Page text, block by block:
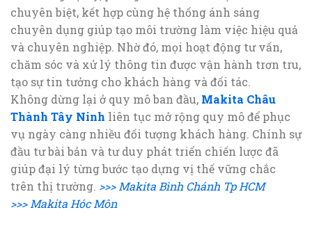
chuyên biệt, kết hợp cùng hệ thống ánh sáng
chuyên dụng giúp tạo môi trường làm việc hiệu quả
và chuyên nghiệp. Nhờ đó, mọi hoạt động tư vấn,
chăm sóc và xử lý thông tin được vận hành trơn tru,
tạo sự tin tưởng cho khách hàng và đối tác.
Không dừng lại ở quy mô ban đầu, Makita Châu
Thành Tây Ninh liên tục mở rộng quy mô để phục
vụ ngày càng nhiều đối tượng khách hàng. Chính sự
đầu tư bài bản và tư duy phát triển chiến lược đã
giúp đại lý từng bước tạo dựng vị thế vững chắc
trên thị trường. >>> Makita Bình Chánh Tp HCM
>>> Makita Hóc Môn